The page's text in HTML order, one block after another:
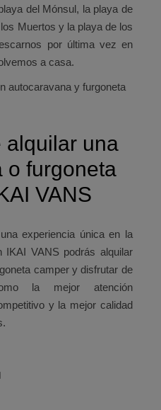
del Mónsul, la playa de
Muertos y la playa de los
por última vez en
a casa.
alquilar una
o furgoneta
VANS
experiencia única en la
IKAI VANS podrás alquilar
camper y disfrutar de
la mejor atención
y la mejor calidad